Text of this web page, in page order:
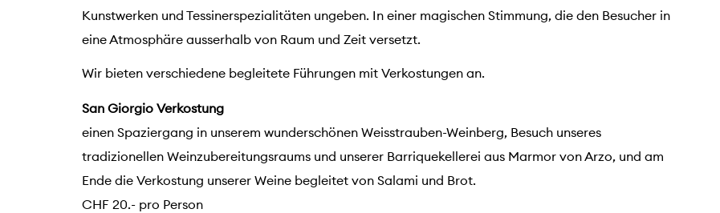
Kunstwerken und Tessinerspezialitäten ungeben. In einer magischen Stimmung, die den Besucher in
eine Atmosphäre ausserhalb von Raum und Zeit versetzt.
Wir bieten verschiedene begleitete Führungen mit Verkostungen an.
San Giorgio Verkostung
einen Spaziergang in unserem wunderschönen Weisstrauben-Weinberg, Besuch unseres
tradizionellen Weinzubereitungsraums und unserer Barriquekellerei aus Marmor von Arzo, und am
Ende die Verkostung unserer Weine begleitet von Salami und Brot.
CHF 20.- pro Person